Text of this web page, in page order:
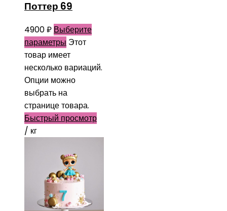
Поттер 69
4900₽ Выберите
параметры Этот
товар имеет
несколько вариаций.
Опции можно
выбрать на
странице товара.
Быстрый просмотр
/ кг